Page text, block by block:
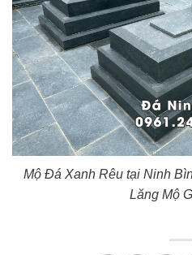
Mộ Đá Xanh Rêu tại Ninh
Lăng Mộ